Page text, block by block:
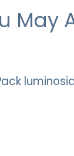
May